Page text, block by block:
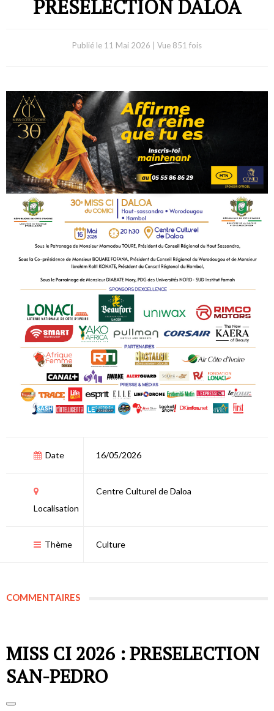
PRESELECTION DALOA
Publié le 11 Mai 2026 | Vue 851 fois
Date 16/05/2026
Localisation
Centre Culturel de Daloa
Thème Culture
COMMENTAIRES
MISS CI 2026 : PRESELECTION
SAN-PEDRO